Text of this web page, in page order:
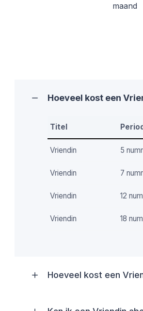
maand
Hoeveel kost een
Titel
Vriendin 5
Vriendin 7
Vriendin 12
Vriendin 18
Hoeveel kost een